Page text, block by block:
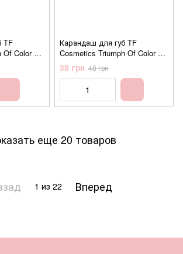
TF
Color W-
(ягодный
Карандаш для губ TF
Cosmetics Triumph Of Color W-
212 №220 Avant-garde nude
(выразительный нюд)
38 грн 48 грн
еще 20 товаров
1 из 22 Вперед